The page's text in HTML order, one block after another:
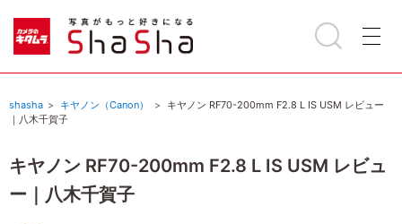
shasha キヤノン（Canon）
キヤノン RF70-200mm F2.8 L IS USM レビュー
｜八木千賀子
キヤノン RF70-200mm F2.8 L IS USM レビュ
ー｜八木千賀子